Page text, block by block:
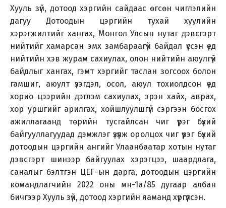
Хууль зүй, дотоод хэргийн сайдаас өгсөн чиглэлийн
дагуу Дотоодын цэргийн тухай хуулийн
хэрэгжилтийг хангах, Монгол Улсын нутаг дэвсгэрт
нийтийг хамарсан эмх замбараагүй байдал үүссэн үед
нийтийн хэв журам сахиулах, олон нийтийн аюулгүй
байдлыг хангах, гэмт хэргийг таслан зогсоох болон
гамшиг, аюулт үзэгдэл, осол, аюул тохиолдсон үед
хорио цээрийн дэглэм сахиулах, эрэн хайх, аврах,
хор уршгийг арилгах, хойшлуулшгүй сэргээн босгох
ажиллагаанд төрийн тусгайлсан чиг үүрэг бүхий
байгууллагуудад дэмжлэг үзүүлж оролцох чиг үүрэг бүхий
дотоодын цэргийн ангийг Улаанбаатар хотын нутаг
дэвсгэрт шинээр байгуулах хэрэгцээ, шаардлага,
саналыг бэлтгэн ЦЕГ-ын дарга, дотоодын цэргийн
командлагчийн 2022 оны мн-1а/85 дугаар албан
бичгээр Хууль зүй, дотоод хэргийн яаманд хүргүүлсэн.